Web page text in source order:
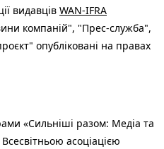
видавців WAN-IFRA
компаній", "Прес-служба",
опубліковані на правах
«Сильніші разом: Медіа та
асоціацією